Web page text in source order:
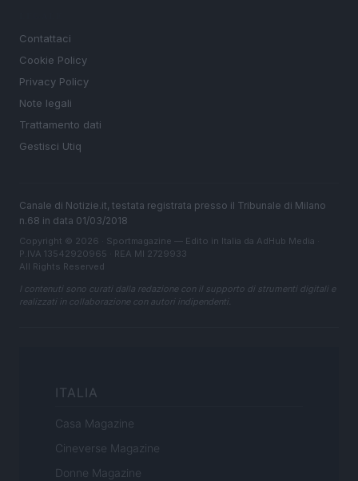
Contattaci
Cookie Policy
Privacy Policy
Note legali
Trattamento dati
Gestisci Utiq
Canale di Notizie.it, testata registrata presso il Tribunale di Milano
n.68 in data 01/03/2018
Copyright © 2026 · Sportmagazine — Edito in Italia da AdHub Media
P.IVA 13542920965 · REA MI 2729933
All Rights Reserved
I contenuti sono curati dalla redazione con il supporto di strumenti digitali e
realizzati in collaborazione con autori indipendenti.
ITALIA
Casa Magazine
Cineverse Magazine
Donne Magazine